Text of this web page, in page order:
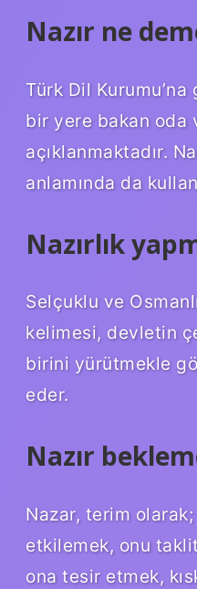
Nazır ne
Türk Dil
bir yere bakan oda
açıklanmaktadır.
anlamında da
Nazırlık
Selçuklu ve
kelimesi, devletin
birini yürütmekle
eder.
Nazır
Nazar, terim
etkilemek, onu
ona tesir etmek,